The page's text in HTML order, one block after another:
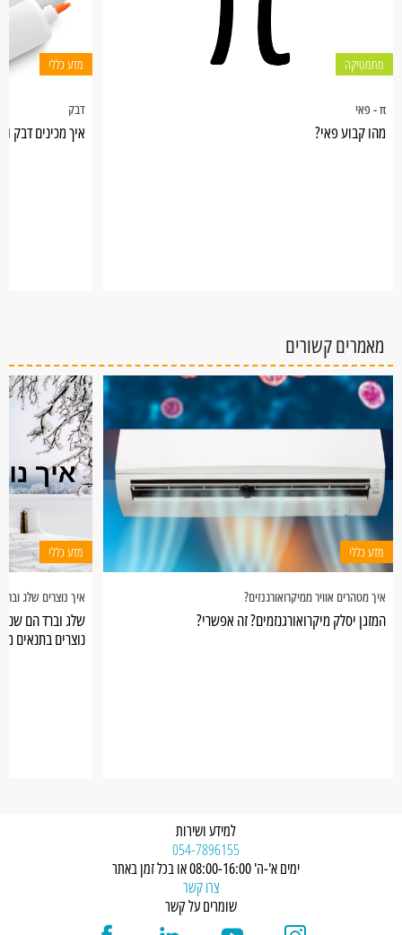
מתמטיקה
π - פאי
מהו קבוע פאי?
מדע כללי
דבק
איך מכינים דבק
מאמרים קשורים
מדע כללי
איך מטהרים אוויר ממיקרואורגנזים?
המזגן יסלק מיקרואורגנזמים? זה אפשרי?
מדע כללי
איך נוצרים שלג
שלג וברד הם
נוצרים בתנאים
למידע ושירות
054-7896155
ימים א'-ה' 08:00-16:00 או בכל זמן באתר
צרו קשר
שומרים על קשר